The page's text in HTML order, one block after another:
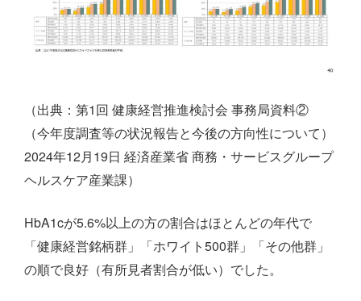
（出典：第1回 健康経営推進検討会 事務局資料②
（今年度調査等の状況報告と今後の方向性について）
2024年12月19日 経済産業省 商務・サービスグループ
ヘルスケア産業課）
HbA1cが5.6%以上の方の割合はほとんどの年代で
「健康経営銘柄群」「ホワイト500群」「その他群」
の順で良好（有所見者割合が低い）でした。